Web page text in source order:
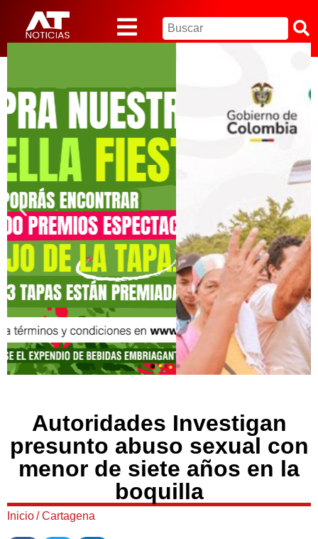
Autoridades Investigan
presunto abuso sexual con
menor de siete años en la
boquilla
Inicio/ Cartagena